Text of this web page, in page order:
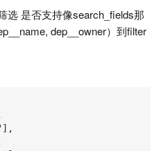
选 是否支持像search_fields那
dep__owner）到filter